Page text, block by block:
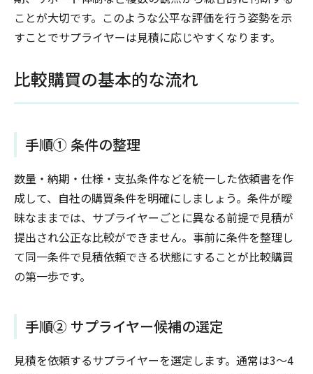
ことが大切です。このような公平な評価を行う姿勢を示
すことでサプライヤーは見積に応じやすくなります。
比較購買の基本的な流れ
手順① 条件の整理
数量・納期・仕様・支払条件などを統一した依頼書を作
成して、自社の購買条件を明確にしましょう。条件が曖
昧なままでは、サプライヤーごとに異なる前提で見積が
提出され公正な比較ができません。事前に条件を整理し
て同一条件で見積依頼できる状態にすることが比較購買
の第一歩です。
手順② サプライヤー候補の選定
見積を依頼するサプライヤーを選定します。通常は3～4